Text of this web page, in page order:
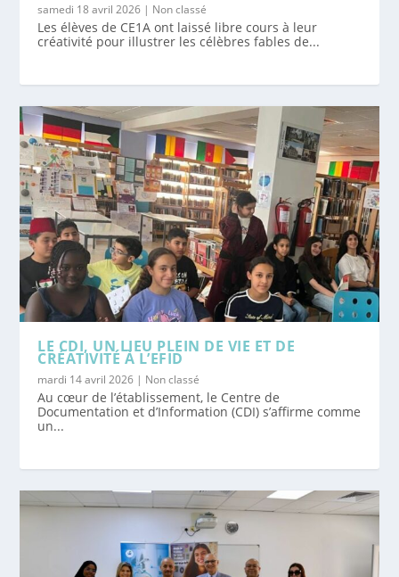
samedi 18 avril 2026 | Non classé
Les élèves de CE1A ont laissé libre cours à leur
créativité pour illustrer les célèbres fables de...
LE CDI, UN LIEU PLEIN DE VIE ET DE
CRÉATIVITÉ À L’EFID
mardi 14 avril 2026 | Non classé
Au cœur de l’établissement, le Centre de
Documentation et d’Information (CDI) s’affirme comme
un...